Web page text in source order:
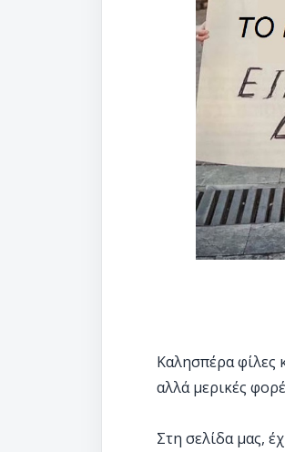
Καλησπέρα φίλες
αλλά μερικές
Στη σελίδα μας,